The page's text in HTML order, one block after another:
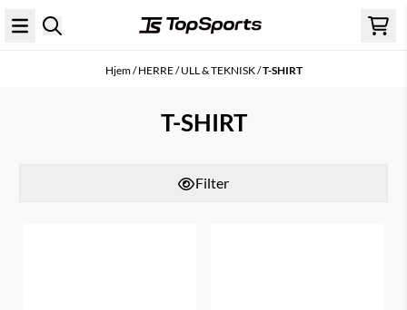
Hopp til innhold
Hjem/HERRE/ULL & TEKNISK/T-SHIRT
T-SHIRT
Filter